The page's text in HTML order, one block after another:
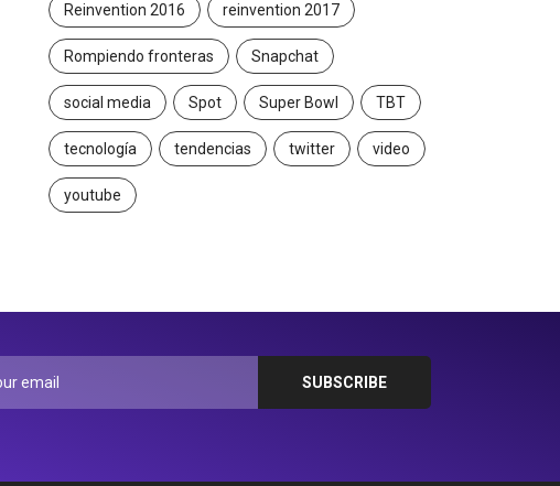
Reinvention 2016 reinvention 2017
Rompiendo fronteras Snapchat
social media Spot Super Bowl TBT
tecnología tendencias twitter video
youtube